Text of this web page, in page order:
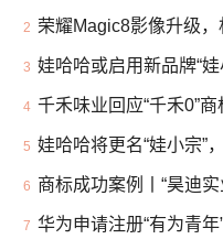
2 荣耀Magic8影像升级，
3 娃哈哈或启用新品牌“
4 千禾味业回应“千禾0”商
5 娃哈哈将更名“娃小宗”
6 商标成功案例丨“昊迪
7 华为申请注册“有为青年